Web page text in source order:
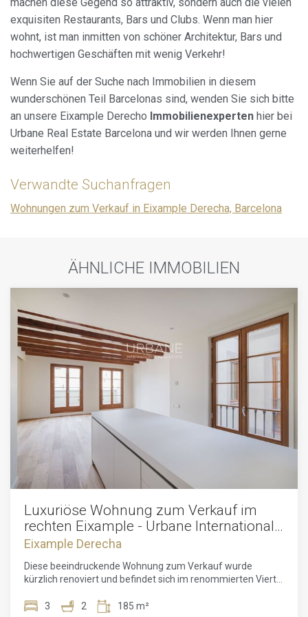
exquisiten Restaurants, Bars und Clubs. Wenn man hier
wohnt, ist man inmitten von schöner Architektur, Bars und
hochwertigen Geschäften mit wenig Verkehr!
Wenn Sie auf der Suche nach Immobilien in diesem
wunderschönen Teil Barcelonas sind, wenden Sie sich bitte
an unsere Eixample Derecho Immobilienexperten hier bei
Urbane Real Estate Barcelona und wir werden Ihnen gerne
weiterhelfen!
Verwandte Suchanfragen
Wohnungen zum Verkauf in Eixample Derecha, Barcelona
ÄHNLICHE IMMOBILIEN
Luxuriöse Wohnung zum Verkauf im
rechten Eixample - Urbane International
Real Estate
Eixample Derecha
Diese beeindruckende Wohnung zum Verkauf wurde
kürzlich renoviert und befindet sich im renommierten Viertel
Gràcia und der Plaça Catalunya entfernt. Mit einer
3 2 185 m²